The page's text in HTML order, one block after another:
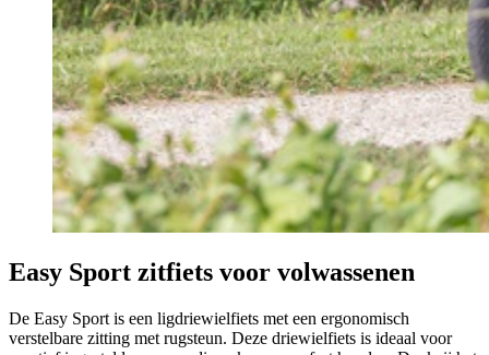
Easy Sport zitfiets voor volwassenen
De Easy Sport is een ligdriewielfiets met een ergonomisch
verstelbare zitting met rugsteun. Deze driewielfiets is ideaal voor